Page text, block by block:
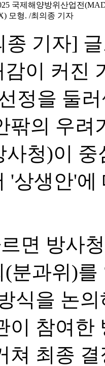
국제해양방위산업전
모형. /최의종 기자
기자]
이 커진
정을 둘
팎의 우려
사청)이
'상생안'
면 방사
(분과위)
식을 논
이 참여
쳐 최종